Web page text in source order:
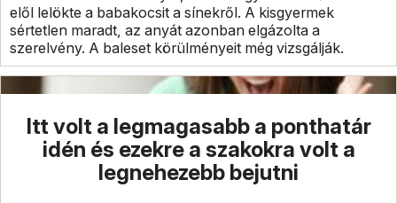
elől lelökte a babakocsit a sínekről. A kisgyermek
sértetlen maradt, az anyát azonban elgázolta a
szerelvény. A baleset körülményeit még vizsgálják.
Itt volt a legmagasabb a ponthatár
idén és ezekre a szakokra volt a
legnehezebb bejutni